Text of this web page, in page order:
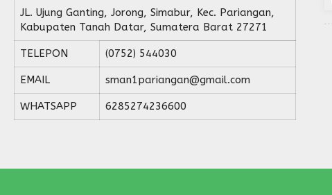
JL. Ujung Ganting, Jorong, Simabur, Kec. Pariangan,
Kabupaten Tanah Datar, Sumatera Barat 27271
TELEPON (0752) 544030
EMAIL sman1pariangan@gmail.com
WHATSAPP 6285274236600